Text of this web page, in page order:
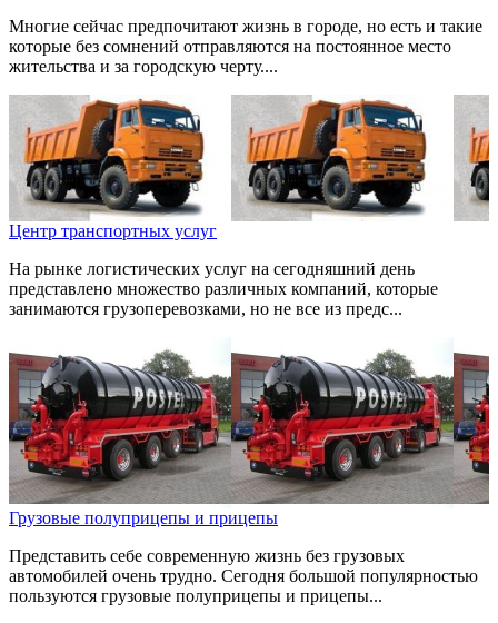
Многие сейчас предпочитают жизнь в городе, но есть и такие
которые без сомнений отправляются на постоянное место
жительства и за городскую черту....
Центр транспортных услуг
На рынке логистических услуг на сегодняшний день
представлено множество различных компаний, которые
занимаются грузоперевозками, но не все из предс...
Грузовые полуприцепы и прицепы
Представить себе современную жизнь без грузовых
автомобилей очень трудно. Сегодня большой популярностью
пользуются грузовые полуприцепы и прицепы...